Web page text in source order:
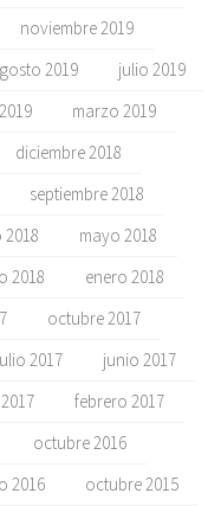
noviembre 2019
2019
julio 2019
marzo 2019
diciembre 2018
septiembre 2018
mayo 2018
2018
enero 2018
octubre 2017
2017
junio 2017
febrero 2017
octubre 2016
2016
octubre 2015